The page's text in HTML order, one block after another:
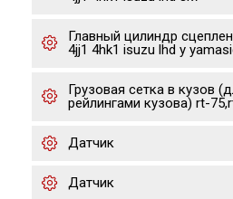
Главный цилиндр
4jj1 4hk1 isuzu lhd y
Грузовая сетка в кузов
рейлингами кузова) rt-
Датчик
Датчик